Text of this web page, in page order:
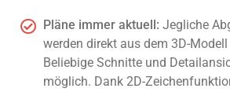
Pläne immer aktuell: Jegliche
werden direkt aus dem 3D-
Beliebige Schnitte und
möglich. Dank 2D-